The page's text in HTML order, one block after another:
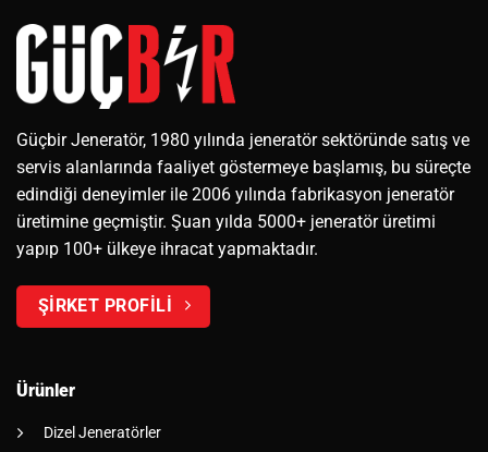
Güçbir Jeneratör, 1980 yılında jeneratör sektöründe satış ve
servis alanlarında faaliyet göstermeye başlamış, bu süreçte
edindiği deneyimler ile 2006 yılında fabrikasyon jeneratör
üretimine geçmiştir. Şuan yılda 5000+ jeneratör üretimi
yapıp 100+ ülkeye ihracat yapmaktadır.
ŞİRKET PROFİLİ
Ürünler
Dizel Jeneratörler